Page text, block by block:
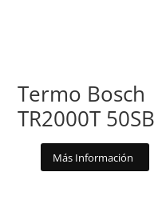
Termo Bosch
TR2000T 50SB
Más Información